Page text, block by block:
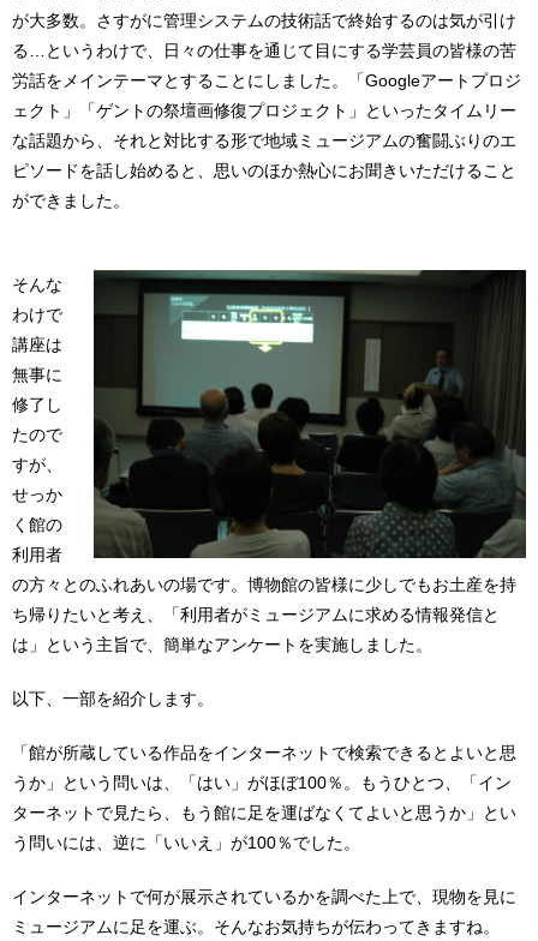
が大多数。さすがに管理システムの技術話で終始するのは気が引け
る…というわけで、日々の仕事を通じて目にする学芸員の皆様の苦
労話をメインテーマとすることにしました。「Googleアートプロジ
ェクト」「ゲントの祭壇画修復プロジェクト」といったタイムリー
な話題から、それと対比する形で地域ミュージアムの奮闘ぶりのエ
ピソードを話し始めると、思いのほか熱心にお聞きいただけること
ができました。
そんな
わけで
講座は
無事に
修了し
たので
すが、
せっか
く館の
利用者
の方々とのふれあいの場です。博物館の皆様に少しでもお土産を持
ち帰りたいと考え、「利用者がミュージアムに求める情報発信と
は」という主旨で、簡単なアンケートを実施しました。
以下、一部を紹介します。
「館が所蔵している作品をインターネットで検索できるとよいと思
うか」という問いは、「はい」がほぼ100％。もうひとつ、「イン
ターネットで見たら、もう館に足を運ばなくてよいと思うか」とい
う問いには、逆に「いいえ」が100％でした。
インターネットで何が展示されているかを調べた上で、現物を見に
ミュージアムに足を運ぶ。そんなお気持ちが伝わってきますね。